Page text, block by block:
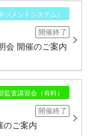
ジメントシステム）
開催終了
会 開催のご案内
監査講習会（有料）
開催終了
のご案内